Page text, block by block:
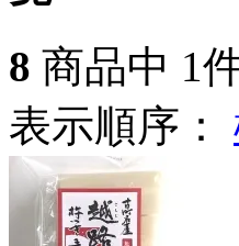
8 商品中 1
表示順序：